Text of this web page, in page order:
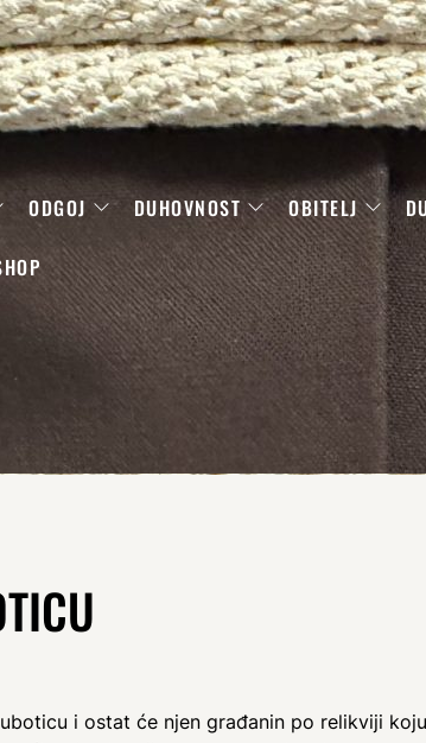
ODGOJ DUHOVNOST OBITELJ
i ostat će njen građanin po relikviji